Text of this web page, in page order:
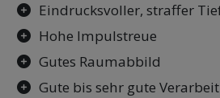
Eindrucksvoller, straffer
Hohe Impulstreue
Gutes Raumabbild
Gute bis sehr gute